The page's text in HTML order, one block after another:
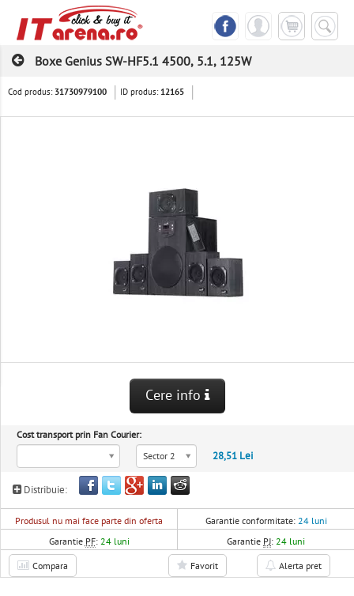
Boxe Genius SW-HF5.1 4500, 5.1, 125W
Cod produs: 31730979100 ID produs: 12165
Cere info
Cost transport prin Fan Courier:
Sector 2
28,51 Lei
Distribuie:
Produsul nu mai face parte din oferta Garantie conformitate: 24 luni
Garantie PF: 24 luni Garantie PJ:24 luni
Compara Favorit Alerta pret